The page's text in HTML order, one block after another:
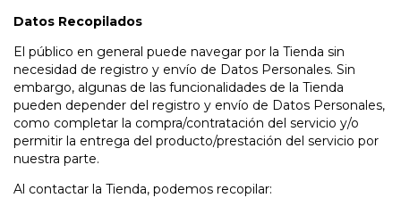
Datos Recopilados
El público en general puede navegar por la Tienda sin
necesidad de registro y envío de Datos Personales. Sin
embargo, algunas de las funcionalidades de la Tienda
pueden depender del registro y envío de Datos Personales,
como completar la compra/contratación del servicio y/o
permitir la entrega del producto/prestación del servicio por
nuestra parte.
Al contactar la Tienda, podemos recopilar: